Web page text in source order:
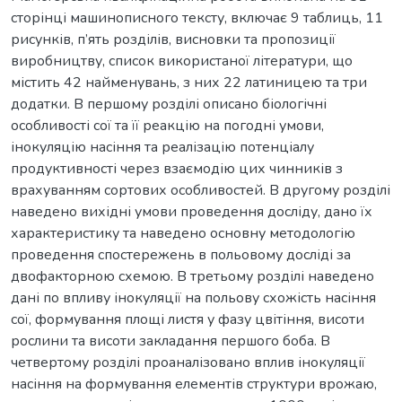
сторінці машинописного тексту, включає 9 таблиць, 11
рисунків, п’ять розділів, висновки та пропозиції
виробництву, список використаної літератури, що
містить 42 найменувань, з них 22 латиницею та три
додатки. В першому розділі описано біологічні
особливості сої та її реакцію на погодні умови,
інокуляцію насіння та реалізацію потенціалу
продуктивності через взаємодію цих чинників з
врахуванням сортових особливостей. В другому розділі
наведено вихідні умови проведення досліду, дано їх
характеристику та наведено основну методологію
проведення спостережень в польовому досліді за
двофакторною схемою. В третьому розділі наведено
дані по впливу інокуляції на польову схожість насіння
сої, формування площі листя у фазу цвітіння, висоти
рослини та висоти закладання першого боба. В
четвертому розділі проаналізовано вплив інокуляції
насіння на формування елементів структури врожаю,